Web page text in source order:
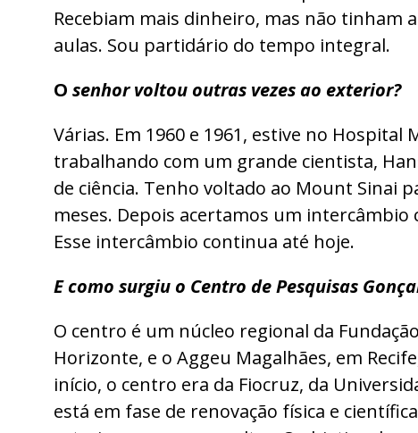
Recebiam mais dinheiro, mas não tinham
aulas. Sou partidário do tempo integral.
O senhor voltou outras vezes ao exterior?
Várias. Em 1960 e 1961, estive no Hospital
trabalhando com um grande cientista,
de ciência. Tenho voltado ao Mount Sinai
meses. Depois acertamos um
Esse intercâmbio continua até hoje.
E como surgiu o Centro de Pesquisas
O centro é um núcleo regional da
Horizonte, e o Aggeu Magalhães, em
início, o centro era da Fiocruz, da
está em fase de renovação física e